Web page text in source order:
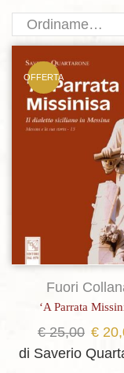
OFFERTA
Aggiungi alla lista dei
Fuori
‘A Parrata
€25,00 Il
€
di Saverio